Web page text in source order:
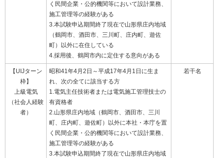
く民間企業・公的機関等において設計業務、
施工管理等の経験がある
3.本試験申込期間終了現在で山形県庄内地域
（鶴岡市、酒田市、三川町、庄内町、遊佐
町）以外に在住している
4.採用後、鶴岡市内に定住する意向がある
【UIJターン
枠】
上級電気
（社会人経験
者）
昭和41年4月2日～平成17年4月1日に生ま
れ、次の全てに該当する方
1.電気主任技術者または電気施工管理技士の
有資格者
2.山形県庄内地域（鶴岡市、酒田市、三川
町、庄内町、遊佐町）以外に本社・本庁を置
く民間企業・公的機関等において設計業務、
施工管理等の経験がある
3.本試験申込期間終了現在で山形県庄内地域
若干名